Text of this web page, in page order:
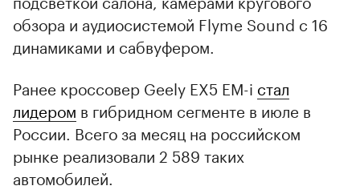
обзора и аудиосистемой Flyme Sound с 16
динамиками и сабвуфером.
Ранее кроссовер Geely EX5 EM-i стал
лидером в гибридном сегменте в июле в
России. Всего за месяц на российском
рынке реализовали 2 589 таких
автомобилей.